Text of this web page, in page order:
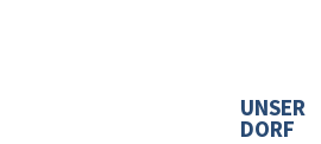
UNSER
DORF